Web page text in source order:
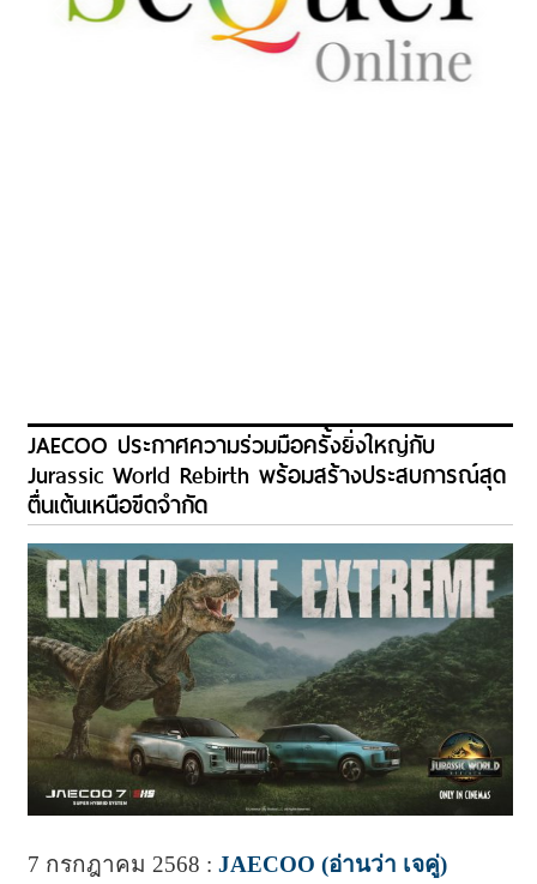
JAECOO ประกาศความร่วมมือครั้งยิ่งใหญ่กับ
Jurassic World Rebirth พร้อมสร้างประสบการณ์สุด
ตื่นเต้นเหนือขีดจำกัด
7 กรกฎาคม 2568 : JAECOO (อ่านว่า เจคู่)